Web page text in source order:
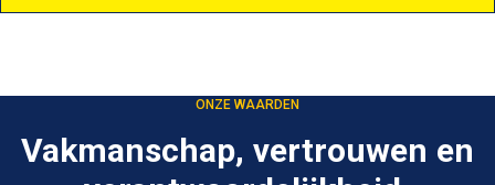
ONZE WAARDEN
Vakmanschap, vertrouwen en